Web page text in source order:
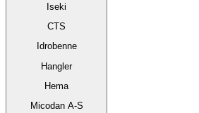
Iseki
CTS
Idrobenne
Hangler
Hema
Micodan A-S